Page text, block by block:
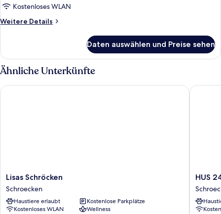
Kostenloses WLAN
Weitere Details
Weitere
Gipfeltreff
Daten auswählen und Preise sehen
Ähnliche Unterkünfte
Lisas
Schröcken
Schroecken
Lisas Schröcken
Schroecken
Haustiere erlaubt
Kostenlose Parkplätze
Kostenloses WLAN
Wellness
Lisas Schröcken
HUS
24
HUS
HUS 24